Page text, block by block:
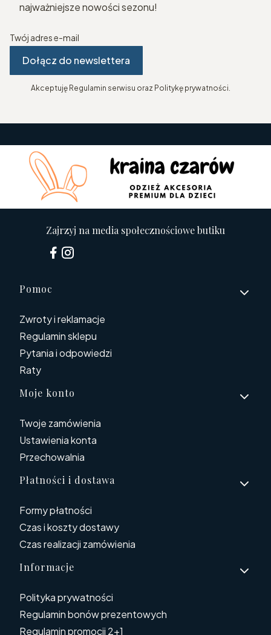
najważniejsze nowości sezonu!
Twój adres e-mail
Dołącz do newslettera
Akceptuję Regulamin serwisu oraz Politykę prywatności.
Zajrzyj na media społecznościowe butiku
Linki w stopce
Pomoc
Zwroty i reklamacje
Regulamin sklepu
Pytania i odpowiedzi
Raty
Moje konto
Twoje zamówienia
Ustawienia konta
Przechowalnia
Płatności i dostawa
Formy płatności
Czas i koszty dostawy
Czas realizacji zamówienia
Informacje
Polityka prywatności
Regulamin bonów prezentowych
Regulamin promocji 2+1